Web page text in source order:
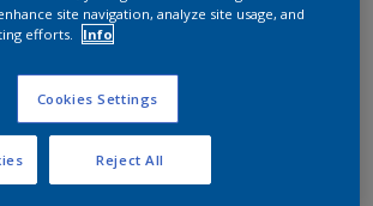
Boodschappenlijst
Vind een winkel
site navigation, analyze site usage, and
efforts.
Info
Cookies Settings
Reject All